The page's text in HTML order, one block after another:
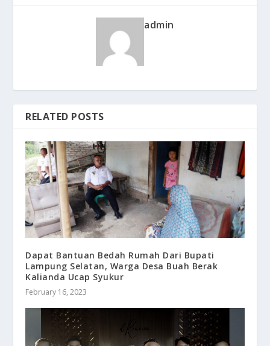
admin
RELATED POSTS
Dapat Bantuan Bedah Rumah Dari Bupati
Lampung Selatan, Warga Desa Buah Berak
Kalianda Ucap Syukur
February 16, 2023